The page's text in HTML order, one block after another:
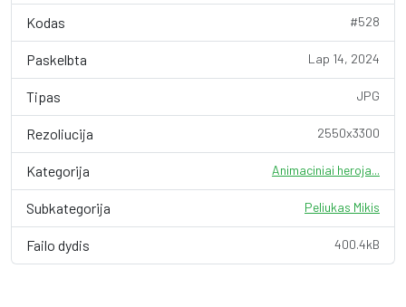
Kodas #528
Paskelbta Lap 14, 2024
Tipas JPG
Rezoliucija 2550x3300
Kategorija Animaciniai heroja...
Subkategorija Peliukas Mikis
Failo dydis 400.4kB